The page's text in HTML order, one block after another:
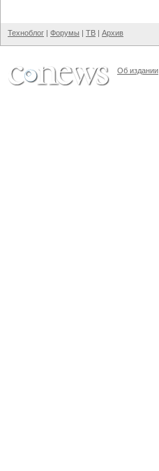
Техноблог | Форумы | ТВ | Архив
Об издании